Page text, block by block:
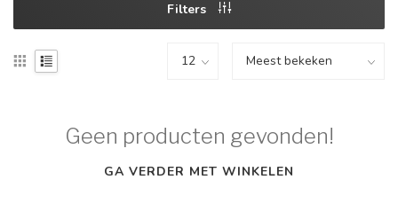
Filters
Geen producten gevonden!
GA VERDER MET WINKELEN